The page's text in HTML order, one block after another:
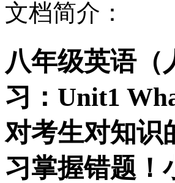
文档简介：
八年级英语（
习：Unit1
对考生对知识
习掌握错题！